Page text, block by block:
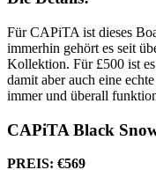
Für CAPiTA ist dieses
immerhin gehört es seit
Kollektion. Für £500 ist
damit aber auch eine
immer und überall
CAPiTA Black
PREIS: €569